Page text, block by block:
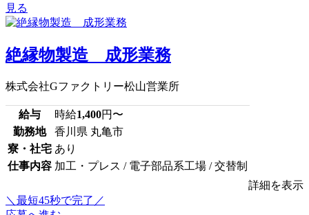
見る
絶縁物製造 成形業務
株式会社Gファクトリー松山営業所
給与 時給1,400円〜
勤務地
香川県 丸亀市
寮・社宅 あり
仕事内容 加工・プレス / 電子部品系工場 / 交替制
詳細を表示
＼最短45秒で完了／